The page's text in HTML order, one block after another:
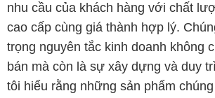
nhu cầu của khách hàng với chất
cao cấp cùng giá thành hợp lý.
trọng nguyên tắc kinh doanh không
bán mà còn là sự xây dựng và duy
tôi hiểu rằng những sản phẩm